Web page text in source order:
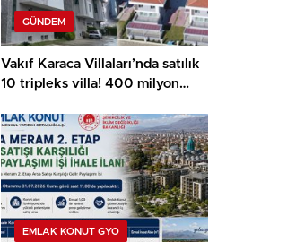
GÜNDEM
Vakıf Karaca Villaları’nda satılık
10 tripleks villa! 400 milyon
EMLAK KONUT GYO